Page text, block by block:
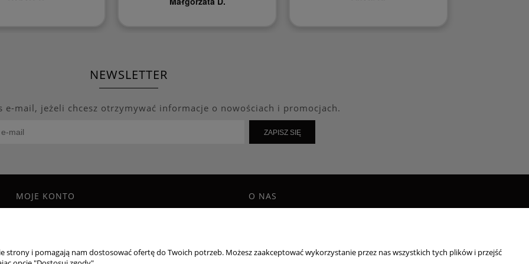
NEWSLETTER
e-mail, jeżeli chcesz otrzymywać informacje o nowościach i promocjach.
ZAPISZ SIĘ
MOJE KONTO
Przechowalnia
O NAS
strony i pomagają nam dostosować ofertę do Twoich potrzeb. Możesz zaakceptować wykorzystanie przez nas wszystkich tych plików i przejść